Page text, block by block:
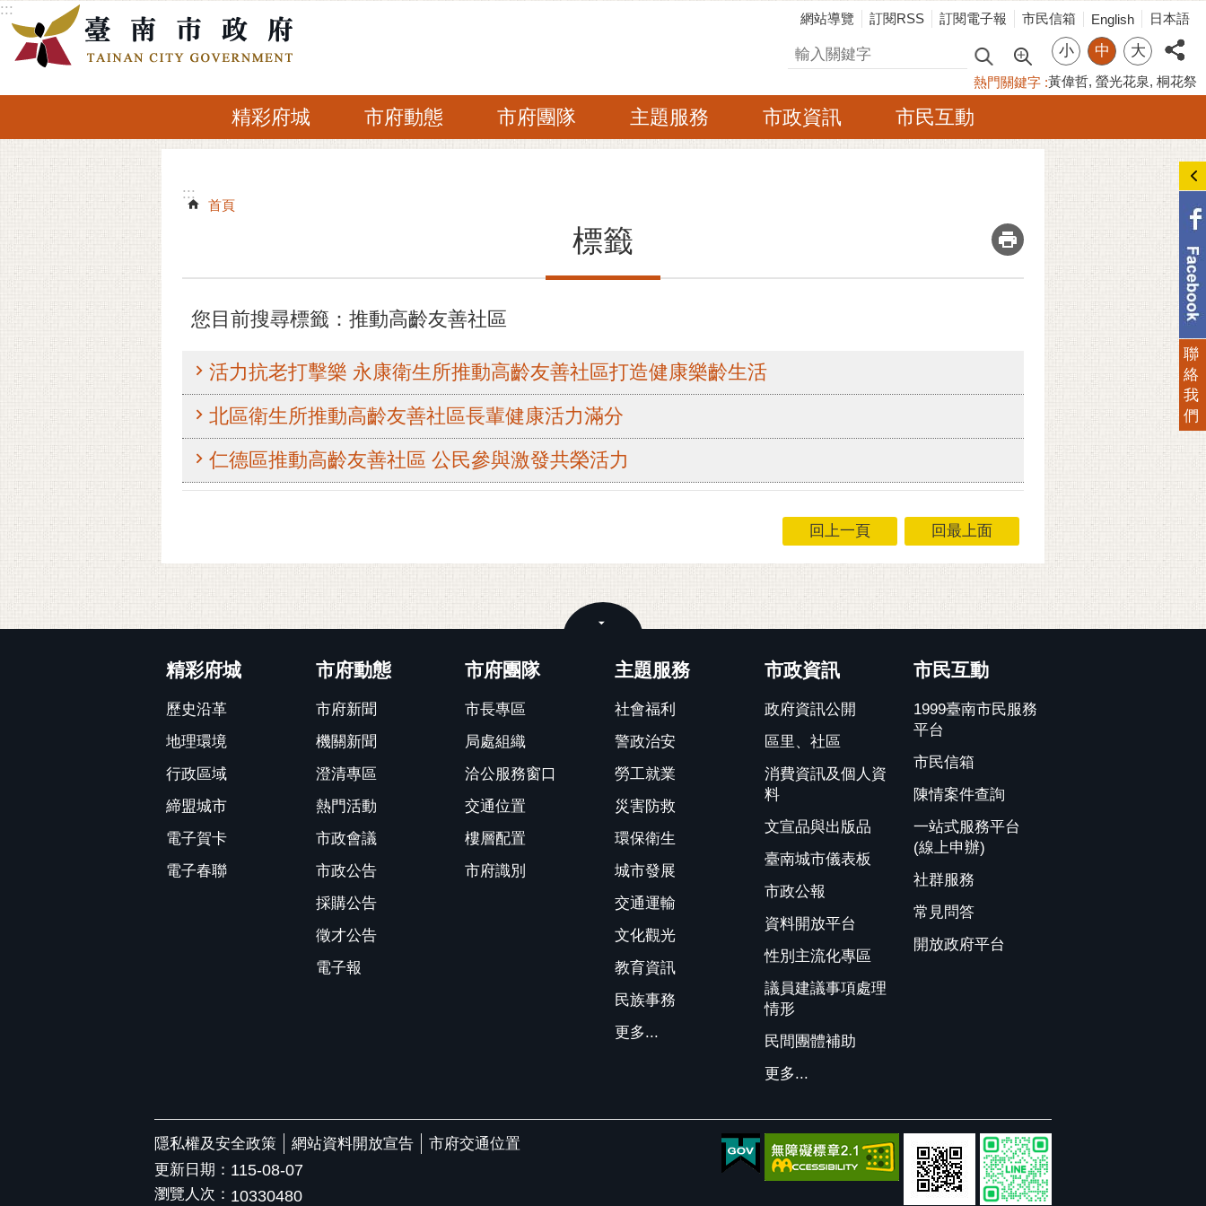
跳到主要內容區塊
:::
網站導覽 訂閱RSS 訂閱電子報 市民信箱 English 日本語
搜尋 小 中 大
熱門關鍵字 黃偉哲 螢光花泉 桐花祭
精彩府城 市府動態 市府團隊 主題服務 市政資訊 市民互動
:::
:::
首頁
標籤 _
您目前搜尋標籤：推動高齡友善社區
活力抗老打擊樂 永康衛生所推動高齡友善社區打造健康樂齡生活
北區衛生所推動高齡友善社區長輩健康活力滿分
仁德區推動高齡友善社區 公民參與激發共榮活力
回上一頁 回最上面
精彩府城
歷史沿革
地理環境
行政區域
締盟城市
電子賀卡
電子春聯
市府動態
市府新聞
機關新聞
澄清專區
熱門活動
市政會議
市政公告
採購公告
徵才公告
電子報
市府團隊
市長專區
局處組織
洽公服務窗口
交通位置
樓層配置
市府識別
主題服務
社會福利
警政治安
勞工就業
災害防救
環保衛生
城市發展
交通運輸
文化觀光
教育資訊
民族事務
更多...
市政資訊
政府資訊公開
區里、社區
消費資訊及個人資
料
文宣品與出版品
臺南城市儀表板
市政公報
資料開放平台
性別主流化專區
議員建議事項處理
情形
民間團體補助
更多...
市民互動
1999臺南市民服務
平台
市民信箱
陳情案件查詢
一站式服務平台
(線上申辦)
社群服務
常見問答
開放政府平台
隱私權及安全政策 網站資料開放宣告
市府交通位置
更新日期： 115-08-07
瀏覽人次： 10330480
聯
絡
我
們